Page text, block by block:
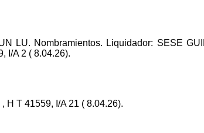
LU. Nombramientos. Liquidador: SESE
I/A 2 ( 8.04.26).
H T 41559, I/A 21 ( 8.04.26).